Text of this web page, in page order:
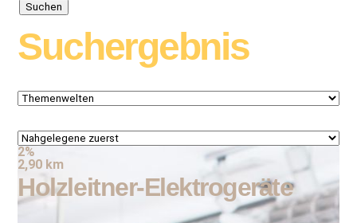
Suchergebnis
2%
2,90 km
Holzleitner-Elektrogeräte